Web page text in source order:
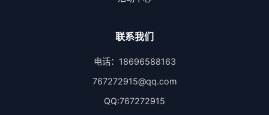
联系我们
电话：18696588163
767272915@qq.com
QQ:767272915